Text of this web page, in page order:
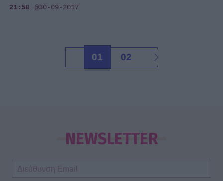
21:58 @30-09-2017
01 02
NEWSLETTER